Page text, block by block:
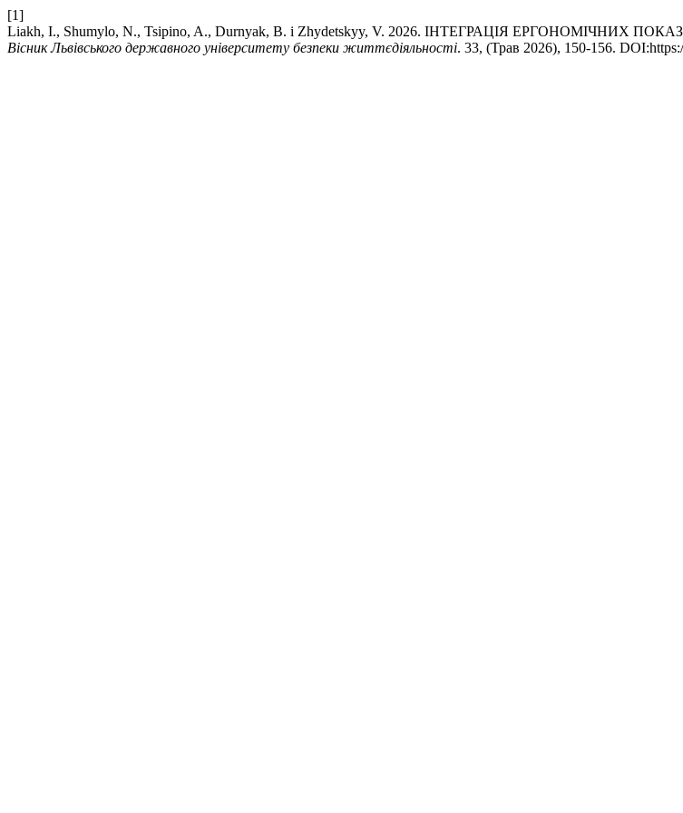
[1]
Liakh, I., Shumylo, N., Tsipino, A., Durnyak, B. і Zhydetskyy, V. 2026. ІНТЕГРАЦІЯ
Вісник Львівського державного університету безпеки життєдіяльності. 33, (Трав 2026), 150-156.